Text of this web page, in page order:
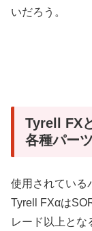
いだろう。
Tyrell FX
各種パー
使用されている
Tyrell FXαは
レード以上とな